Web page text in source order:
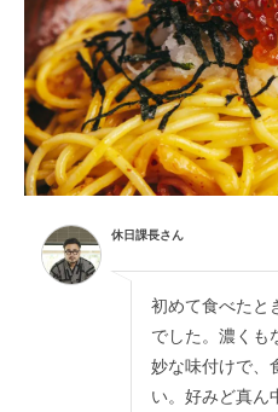
休日課長さん
初めて食べたと
でした。濃くも
妙な味付けで、
い。好みど真ん